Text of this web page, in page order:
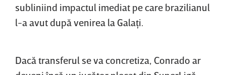
subliniind impactul imediat pe care brazilianul
l-a avut după venirea la Galaţi.
Dacă transferul se va concretiza, Conrado ar